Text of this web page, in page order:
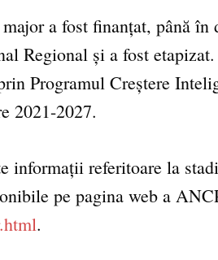
a fost finanțat, până
Regional și a fost
Programul Creștere
2021-2027.
informații referitoare la
pe pagina web a
.